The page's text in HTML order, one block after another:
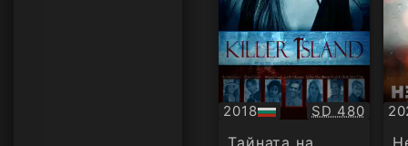
2018
БГ
аудио
Качество:
SD 480